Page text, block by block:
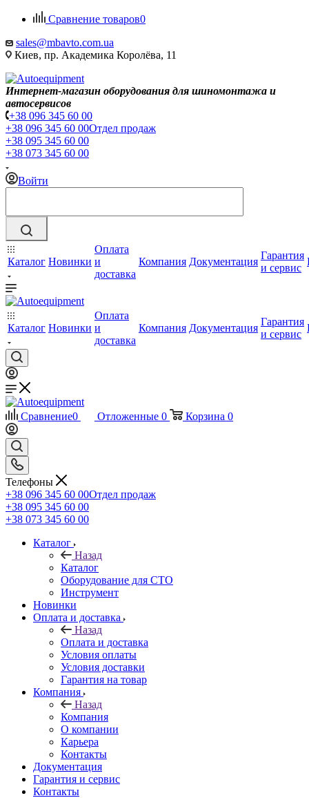
Сравнение товаров0
sales@mbavto.com.ua
Киев, пр. Академика Королёва, 11
Интернет-магазин оборудования для шиномонтажа и
автосервисов
+38 096 345 60 00
+38 096 345 60 00Отдел продаж
+38 095 345 60 00
+38 073 345 60 00
Войти
Каталог Новинки
Оплата
и
доставка
Компания Документация
Гарантия
и сервис
Каталог Новинки
Оплата
и
доставка
Компания Документация
Гарантия
и сервис
Сравнение0 Отложенные 0 Корзина 0
Телефоны
+38 096 345 60 00Отдел продаж
+38 095 345 60 00
+38 073 345 60 00
Каталог
Назад
Каталог
Оборудование для СТО
Инструмент
Новинки
Оплата и доставка
Назад
Оплата и доставка
Условия оплаты
Условия доставки
Гарантия на товар
Компания
Назад
Компания
О компании
Карьера
Контакты
Документация
Гарантия и сервис
Контакты